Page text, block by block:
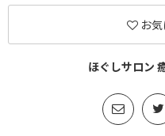
お
ほぐしサロン